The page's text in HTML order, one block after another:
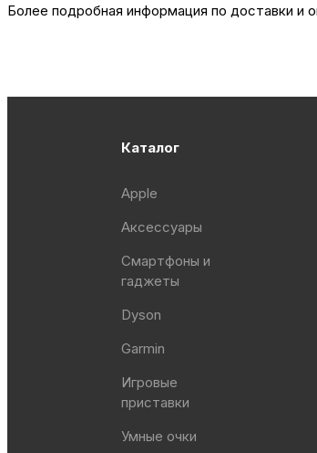
Более подробная информация по доставки и
Каталог
Apple
Аксессуары
Смартфоны и
гаджеты
Dyson
Garmin
Игровые
приставки
Умные очки